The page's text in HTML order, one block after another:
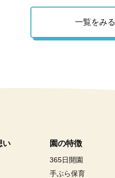
一覧をみる
い 園の特徴
365日開園
手ぶら保育